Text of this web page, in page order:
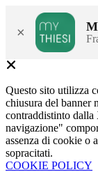
×
Questo sito utilizza
chiusura del banner
contraddistinto
navigazione"
assenza di cookie o
sopracitati.
COOKIE POLICY